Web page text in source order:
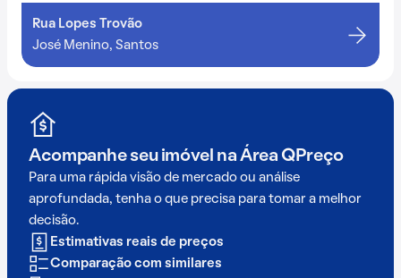
Rua Lopes Trovão
José Menino, Santos
Acompanhe seu imóvel na Área QPreço
Para uma rápida visão de mercado ou análise
aprofundada, tenha o que precisa para tomar a melhor
decisão.
Estimativas reais de preços
Comparação com similares